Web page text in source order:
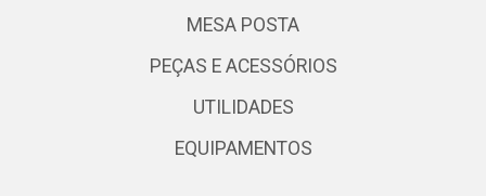
MESA POSTA
PEÇAS E ACESSÓRIOS
UTILIDADES
EQUIPAMENTOS